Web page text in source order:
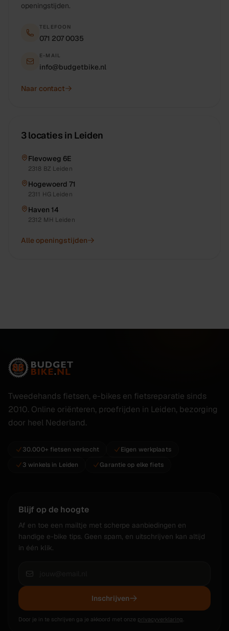
openingstijden.
TELEFOON
071 207 0035
E-MAIL
info@budgetbike.nl
Naar contact
3 locaties in Leiden
Flevoweg 6E
2318 BZ Leiden
Hogewoerd 71
2311 HG Leiden
Haven 14
2312 MH Leiden
Alle openingstijden
Tweedehands fietsen, e-bikes en fietsreparatie sinds
2010. Online oriënteren, proefrijden in Leiden, bezorging
door heel Nederland.
30.000+ fietsen verkocht
Eigen werkplaats
3 winkels in Leiden
Garantie op elke fiets
Blijf op de hoogte
Af en toe een mailtje met scherpe aanbiedingen en
handige e-bike tips. Geen spam, en uitschrijven kan altijd
in één klik.
Inschrijven
Door je in te schrijven ga je akkoord met onze privacyverklaring.